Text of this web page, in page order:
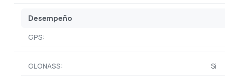
Desempeño
GPS:
GLONASS: Si